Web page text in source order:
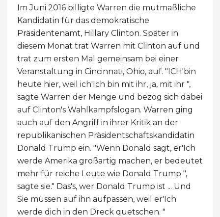
Im Juni 2016 billigte Warren die mutmaßliche
Kandidatin für das demokratische
Präsidentenamt, Hillary Clinton. Später in
diesem Monat trat Warren mit Clinton auf und
trat zum ersten Mal gemeinsam bei einer
Veranstaltung in Cincinnati, Ohio, auf. "ICH'bin
heute hier, weil ich'Ich bin mit ihr, ja, mit ihr ",
sagte Warren der Menge und bezog sich dabei
auf Clinton's Wahlkampfslogan. Warren ging
auch auf den Angriff in ihrer Kritik an der
republikanischen Präsidentschaftskandidatin
Donald Trump ein. "Wenn Donald sagt, er'Ich
werde Amerika großartig machen, er bedeutet
mehr für reiche Leute wie Donald Trump ",
sagte sie." Das's, wer Donald Trump ist ... Und
Sie müssen auf ihn aufpassen, weil er'Ich
werde dich in den Dreck quetschen. "